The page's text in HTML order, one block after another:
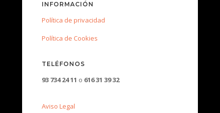
INFORMACIÓN
Política de privacidad
Política de Cookies
TELÉFONOS
93 734 24 11 o 616 31 39 32
Aviso Legal